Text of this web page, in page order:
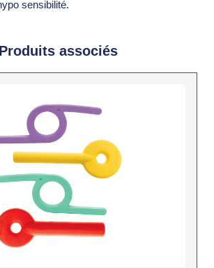
sensibilité.
Produits associés